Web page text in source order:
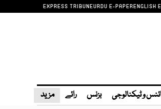
EXPRESS TRIBUNEURDU E-PAPERENGLISH
و ٹیکنالوجی بزنس رائے مزید